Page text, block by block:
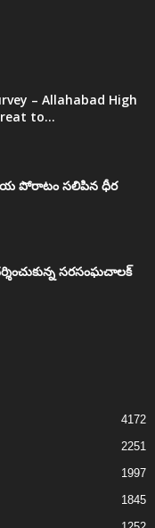
– Allahabad High
to...
పోరాటం సలిపిన ధీర
సరసంఘచాలక్
4172
2251
1997
1845